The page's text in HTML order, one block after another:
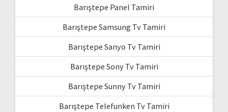
Barıştepe Panel Tamiri
Barıştepe Samsung Tv Tamiri
Barıştepe Sanyo Tv Tamiri
Barıştepe Sony Tv Tamiri
Barıştepe Sunny Tv Tamiri
Barıştepe Telefunken Tv Tamiri